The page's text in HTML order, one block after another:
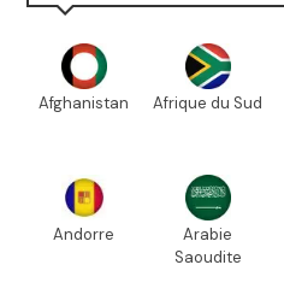
Afghanistan Afrique du Sud
Andorre
Arabie
Saoudite